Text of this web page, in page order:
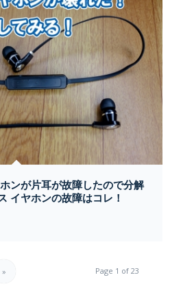
ンが片耳が故障したので分解
イヤホンの故障はコレ！
Page 1 of 23
»